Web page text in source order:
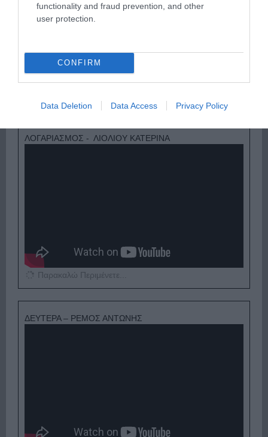
functionality and fraud prevention, and other
user protection.
CONFIRM
Data Deletion Data Access Privacy Policy
ΛΟΓΑΡΙΑΣΜΟΣ - ΛΙΟΛΙΟΥ ΚΑΤΕΡΙΝΑ
Παρακαλώ Περιμένετε...
ΔΕΥΤΕΡΑ – ΡΕΜΟΣ ΑΝΤΩΝΗΣ